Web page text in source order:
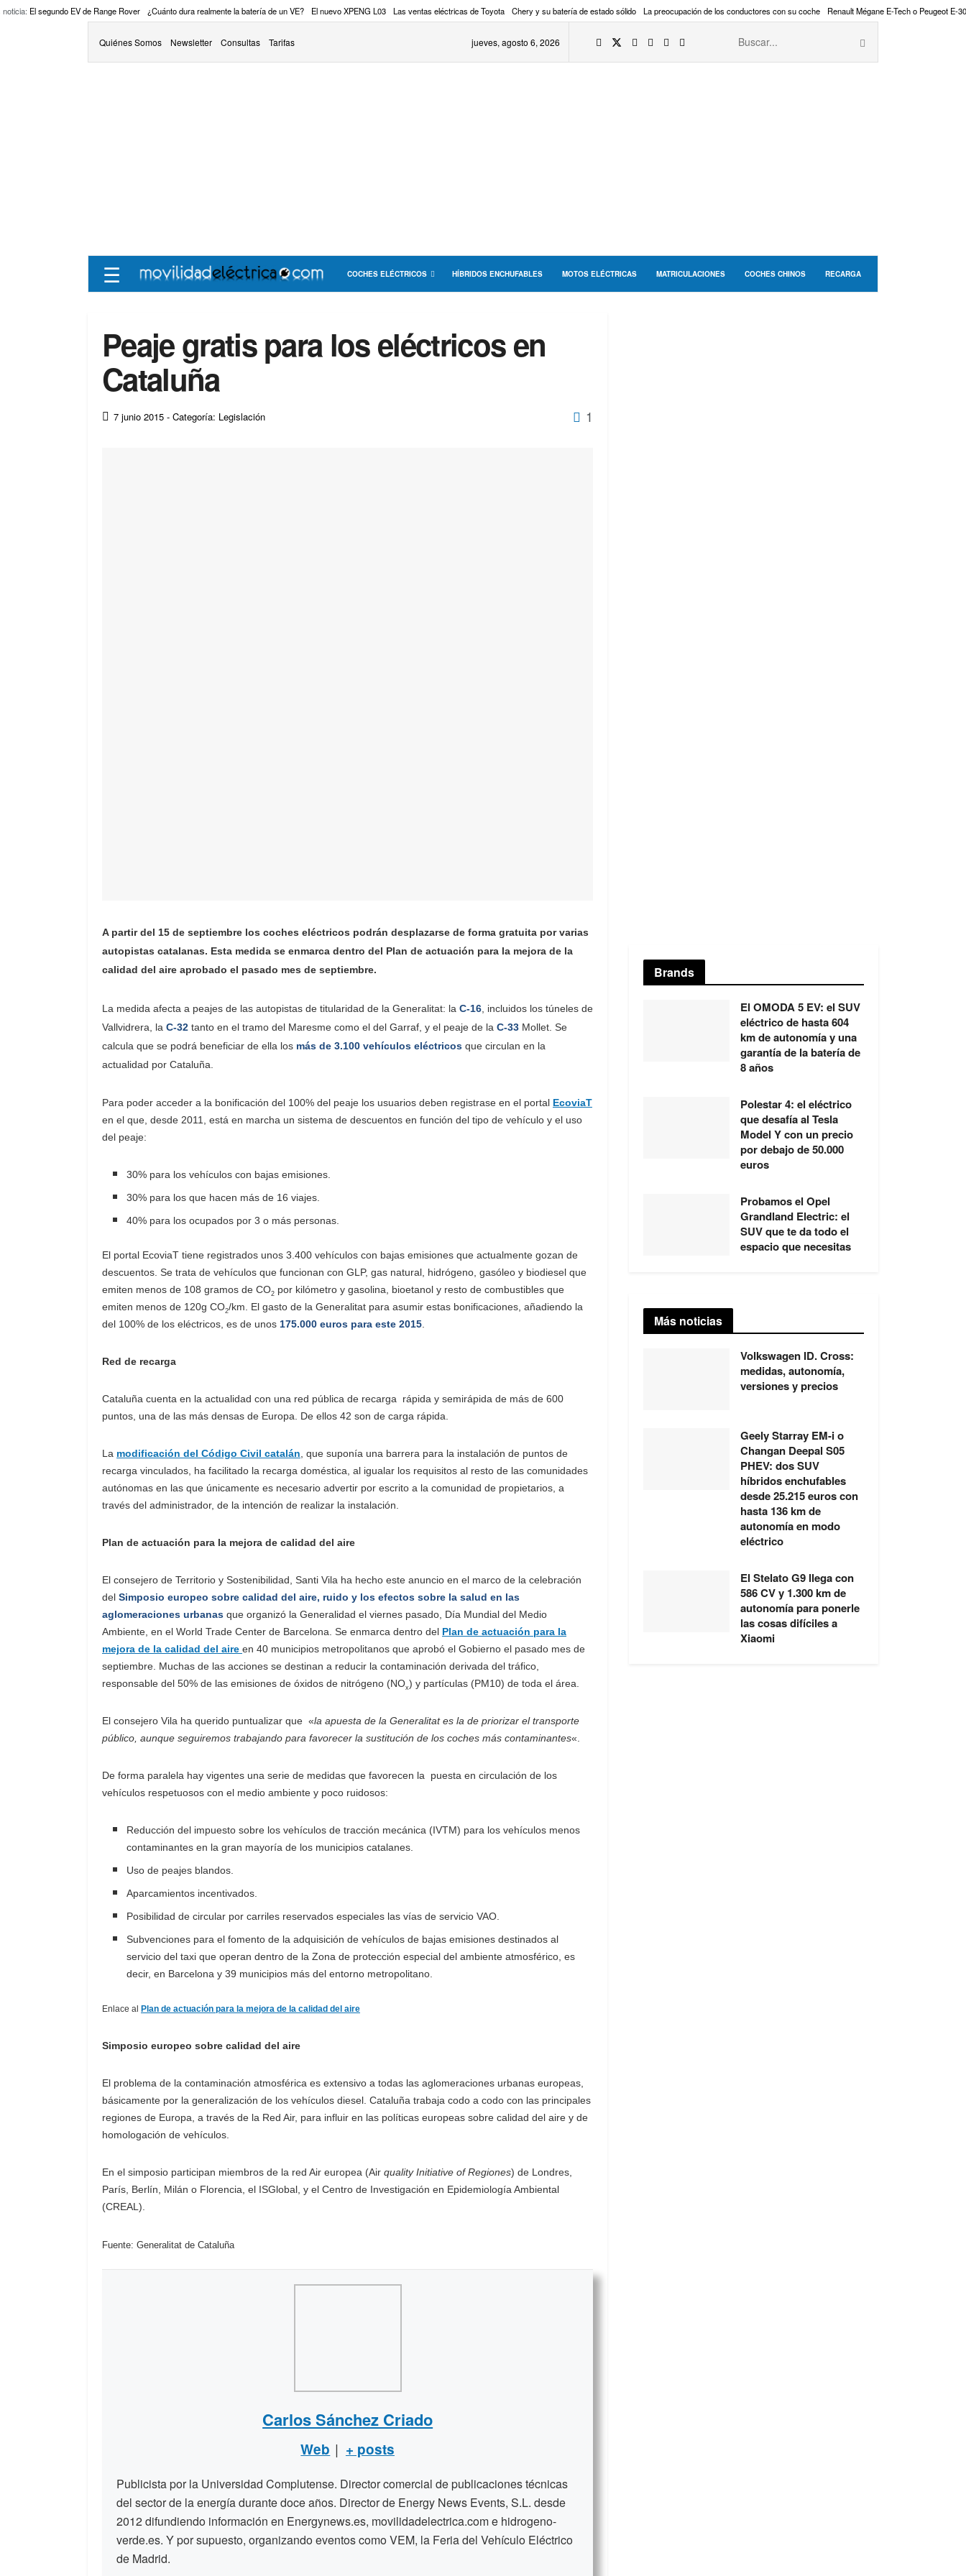
noticia: El segundo EV de Range Rover ¿Cuánto dura realmente la batería de un VE? El nuevo XPENG L03 Las ventas eléctricas de Toyota Chery y su batería de estado sólido La preocupación de los conductores con su coche Renault Mégane E-Tech o Peugeot E-
Quiénes Somos Newsletter Consultas Tarifas jueves, agosto 6, 2026
☰ COCHES ELÉCTRICOS HÍBRIDOS ENCHUFABLES MOTOS ELÉCTRICAS MATRICULACIONES COCHES CHINOS RECARGA
Peaje gratis para los eléctricos en
Cataluña
7 junio 2015 - Categoría: Legislación 1
A partir del 15 de septiembre los coches eléctricos podrán desplazarse de forma gratuita por varias
autopistas catalanas. Esta medida se enmarca dentro del Plan de actuación para la mejora de la
calidad del aire aprobado el pasado mes de septiembre.
La medida afecta a peajes de las autopistas de titularidad de la Generalitat: la C-16 , incluidos los túneles de
Vallvidrera, la C-32 tanto en el tramo del Maresme como el del Garraf, y el peaje de la C-33 Mollet. Se
calcula que se podrá beneficiar de ella los más de 3.100 vehículos eléctricos que circulan en la
actualidad por Cataluña.
Para poder acceder a la bonificación del 100% del peaje los usuarios deben registrase en el portal EcoviaT
en el que, desde 2011, está en marcha un sistema de descuentos en función del tipo de vehículo y el uso
del peaje:
30% para los vehículos con bajas emisiones.
30% para los que hacen más de 16 viajes.
40% para los ocupados por 3 o más personas.
El portal EcoviaT tiene registrados unos 3.400 vehículos con bajas emisiones que actualmente gozan de
descuentos. Se trata de vehículos que funcionan con GLP, gas natural, hidrógeno, gasóleo y biodiesel que
emiten menos de 108 gramos de CO2 por kilómetro y gasolina, bioetanol y resto de combustibles que
emiten menos de 120g CO2/km. El gasto de la Generalitat para asumir estas bonificaciones, añadiendo la
del 100% de los eléctricos, es de unos 175.000 euros para este 2015
Red de recarga
Cataluña cuenta en la actualidad con una red pública de recarga rápida y semirápida de más de 600
puntos, una de las más densas de Europa. De ellos 42 son de carga rápida.
La modificación del Código Civil catalán , que suponía una barrera para la instalación de puntos de
recarga vinculados, ha facilitado la recarga doméstica, al igualar los requisitos al resto de las comunidades
autónomas en las que únicamente es necesario advertir por escrito a la comunidad de propietarios, a
través del administrador, de la intención de realizar la instalación.
Plan de actuación para la mejora de calidad del aire
El consejero de Territorio y Sostenibilidad, Santi Vila ha hecho este anuncio en el marco de la celebración
del Simposio europeo sobre calidad del aire, ruido y los efectos sobre la salud en las
aglomeraciones urbanas que organizó la Generalidad el viernes pasado, Día Mundial del Medio
Ambiente, en el World Trade Center de Barcelona. Se enmarca dentro del Plan de actuación para la
mejora de la calidad del aire en 40 municipios metropolitanos que aprobó el Gobierno el pasado mes de
septiembre. Muchas de las acciones se destinan a reducir la contaminación derivada del tráfico,
responsable del 50% de las emisiones de óxidos de nitrógeno (NOx) y partículas (PM10) de toda el área.
El consejero Vila ha querido puntualizar que «la apuesta de la Generalitat es la de priorizar el transporte
público, aunque seguiremos trabajando para favorecer la sustitución de los coches más contaminantes«.
De forma paralela hay vigentes una serie de medidas que favorecen la puesta en circulación de los
vehículos respetuosos con el medio ambiente y poco ruidosos:
Reducción del impuesto sobre los vehículos de tracción mecánica (IVTM) para los vehículos menos
contaminantes en la gran mayoría de los municipios catalanes.
Uso de peajes blandos.
Aparcamientos incentivados.
Posibilidad de circular por carriles reservados especiales las vías de servicio VAO.
Subvenciones para el fomento de la adquisición de vehículos de bajas emisiones destinados al
servicio del taxi que operan dentro de la Zona de protección especial del ambiente atmosférico, es
decir, en Barcelona y 39 municipios más del entorno metropolitano.
Enlace al Plan de actuación para la mejora de la calidad del aire
Simposio europeo sobre calidad del aire
El problema de la contaminación atmosférica es extensivo a todas las aglomeraciones urbanas europeas,
básicamente por la generalización de los vehículos diesel. Cataluña trabaja codo a codo con las principales
regiones de Europa, a través de la Red Air, para influir en las políticas europeas sobre calidad del aire y de
homologación de vehículos.
En el simposio participan miembros de la red Air europea (Air quality Initiative of Regiones) de Londres,
París, Berlín, Milán o Florencia, el ISGlobal, y el Centro de Investigación en Epidemiología Ambiental
(CREAL).
Fuente: Generalitat de Cataluña
Carlos Sánchez Criado
Web | + posts
Publicista por la Universidad Complutense. Director comercial de publicaciones técnicas
del sector de la energía durante doce años. Director de Energy News Events, S.L. desde
2012 difundiendo información en Energynews.es, movilidadelectrica.com e hidrogeno-
verde.es. Y por supuesto, organizando eventos como VEM, la Feria del Vehículo Eléctrico
de Madrid.
Brands
El OMODA 5 EV: el SUV
eléctrico de hasta 604
km de autonomía y una
garantía de la batería de
8 años
Polestar 4: el eléctrico
que desafía al Tesla
Model Y con un precio
por debajo de 50.000
euros
Probamos el Opel
Grandland Electric: el
SUV que te da todo el
espacio que necesitas
Más noticias
Volkswagen ID. Cross:
medidas, autonomía,
versiones y precios
Geely Starray EM-i o
Changan Deepal S05
PHEV: dos SUV
híbridos enchufables
desde 25.215 euros con
hasta 136 km de
autonomía en modo
eléctrico
El Stelato G9 llega con
586 CV y 1.300 km de
autonomía para ponerle
las cosas difíciles a
Xiaomi